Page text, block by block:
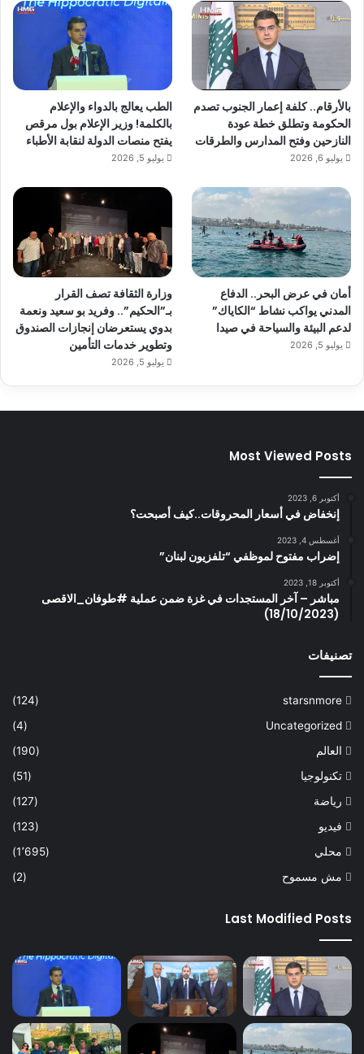
بالأرقام.. كلفة إعمار الجنوب تصدم
الحكومة وتطلق خطة عودة
النازحين وفتح المدارس والطرقات
يوليو 6, 2026
الطب يعالج بالدواء والإعلام
بالكلمة! وزير الإعلام بول مرقص
يفتح منصات الدولة لنقابة الأطباء
يوليو 5, 2026
أمان في عرض البحر.. الدفاع
المدني يواكب نشاط “الكاياك”
لدعم البيئة والسياحة في صيدا
يوليو 5, 2026
وزارة الثقافة تصف القرار
بـ”الحكيم”.. وفريد بو سعيد ونعمة
بدوي يستعرضان إنجازات الصندوق
وتطوير خدمات التأمين
يوليو 5, 2026
Most Viewed Posts
أكتوبر 6, 2023
إنخفاض في أسعار المحروقات..كيف أصبحت؟
أغسطس 4, 2023
إضراب مفتوح لموظفي “تلفزيون لبنان”
أكتوبر 18, 2023
مباشر – آخر المستجدات في غزة ضمن عملية #طوفان_الاقصى
(18/10/2023)
تصنيفات
starsnmore
(124)
Uncategorized
(4)
العالم
(190)
تكنولوجيا
(51)
رياضة
(127)
فيديو
(123)
محلي
(1٬695)
مش مسموح
(2)
Last Modified Posts